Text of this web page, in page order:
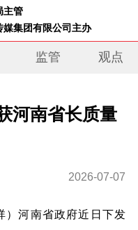
主管
媒集团有限公司主办
监管 观点
河南省长质量
2026-07-07
）河南省政府近日下发